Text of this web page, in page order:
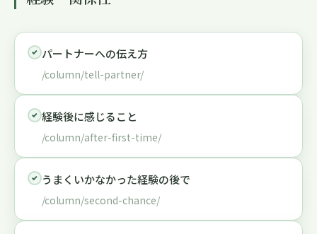
パートナーへの伝え方
/column/tell-partner/
経験後に感じること
/column/after-first-time/
うまくいかなかった経験の後で
/column/second-chance/